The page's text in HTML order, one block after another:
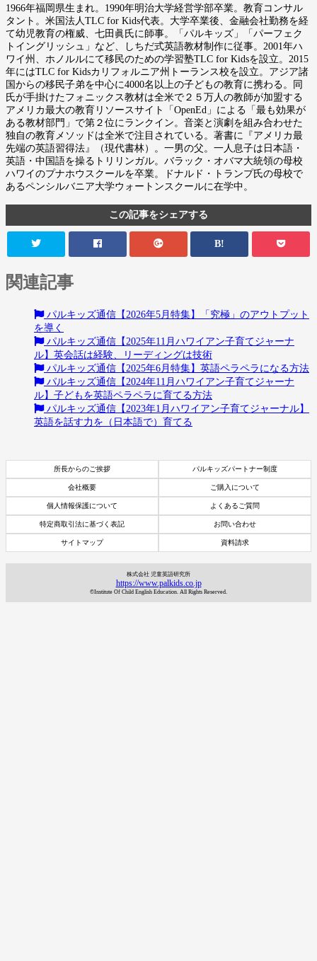
1966年福岡県生まれ。1990年明治大学経営学部卒業。教育コンサル
タント。米国法人TLC for Kids代表。大学卒業後、金融会社勤務を経
て幼児教育の権威、七田眞氏に師事。「パルキッズ」「パーフェク
トイングリッシュ」など、しちだ式英語教材制作に従事。2001年ハ
ワイ州、ホノルルにて移民のための学習塾TLC for Kidsを設立。2015
年にはTLC for Kidsカリフォルニア州トーランス校を設立。アジア諸
国からの移民子弟を中心に4000名以上の子どもの教育に携わる。同
氏が手掛けたフォニックス教材は全米で２５万人の教師が加盟する
アメリカ最大の教育リソースサイト「OpenEd」による「最も効果が
ある教材部門」で第２位にランクイン。音楽と演劇を組み合わせた
独自の教育メソッドは全米で注目されている。著書に『アメリカ最
先端の英語習得法』（現代書林）。一男の父。一人息子は日本語・
英語・中国語を操るトリリンガル。バラック・オバマ大統領の母校
ハワイのプナホウスクールを卒業。ドナルド・トランプ氏の母校で
あるペンシルバニア大学ウォートンスクールに在学中。
この記事をシェアする
B!
関連記事
パルキッズ通信【2026年5月特集】「究極」のアウトプット
を導く
パルキッズ通信【2025年11月ハワイアン子育てジャーナ
ル】英会話は経験、リーディングは技術
パルキッズ通信【2025年6月特集】英語ペラペラになる方法
パルキッズ通信【2024年11月ハワイアン子育てジャーナ
ル】子どもを英語ペラペラに育てる方法
パルキッズ通信【2023年1月ハワイアン子育てジャーナル】
英語を話す力を（日本語で）育てる
所長からのご挨拶 パルキッズパートナー制度
会社概要 ご購入について
個人情報保護について よくあるご質問
特定商取引法に基づく表記 お問い合わせ
サイトマップ 資料請求
株式会社 児童英語研究所
https://www.palkids.co.jp
©Institute Of Child English Education. All Rights Reserved.